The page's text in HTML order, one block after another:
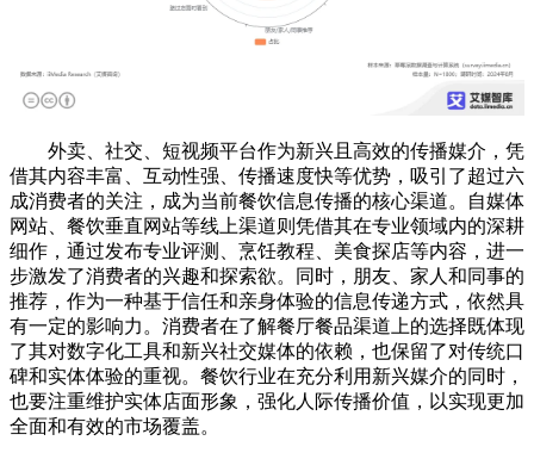
外卖、社交、短视频平台作为新兴且高效的传播媒介，凭
借其内容丰富、互动性强、传播速度快等优势，吸引了超过六
成消费者的关注，成为当前餐饮信息传播的核心渠道。自媒体
网站、餐饮垂直网站等线上渠道则凭借其在专业领域内的深耕
细作，通过发布专业评测、烹饪教程、美食探店等内容，进一
步激发了消费者的兴趣和探索欲。同时，朋友、家人和同事的
推荐，作为一种基于信任和亲身体验的信息传递方式，依然具
有一定的影响力。消费者在了解餐厅餐品渠道上的选择既体现
了其对数字化工具和新兴社交媒体的依赖，也保留了对传统口
碑和实体体验的重视。餐饮行业在充分利用新兴媒介的同时，
也要注重维护实体店面形象，强化人际传播价值，以实现更加
全面和有效的市场覆盖。